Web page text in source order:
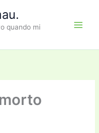
quando mi